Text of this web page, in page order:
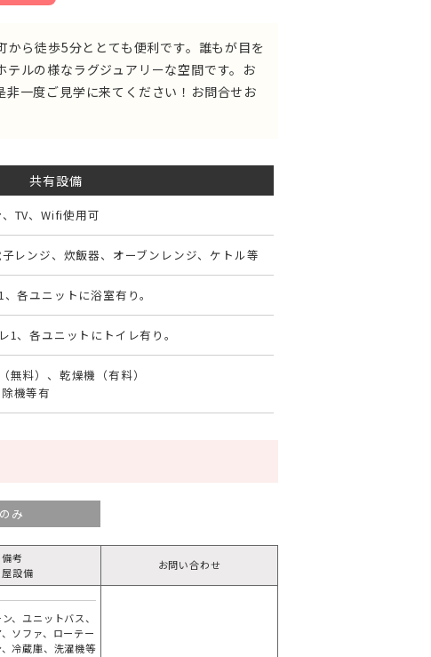
ら徒歩5分ととても便利です。誰もが目を
ルの様なラグジュアリーな空間です。お
一度ご見学に来てください！お問合せお
共有設備
TV、Wifi使用可
レンジ、炊飯器、オーブンレンジ、ケトル等
各ユニットに浴室有り。
1、各ユニットにトイレ有り。
料）、乾燥機（有料）
機等有
み
備考
設備
お問い合わせ
、ユニットバス、
ソファ、ローテー
冷蔵庫、洗濯機等